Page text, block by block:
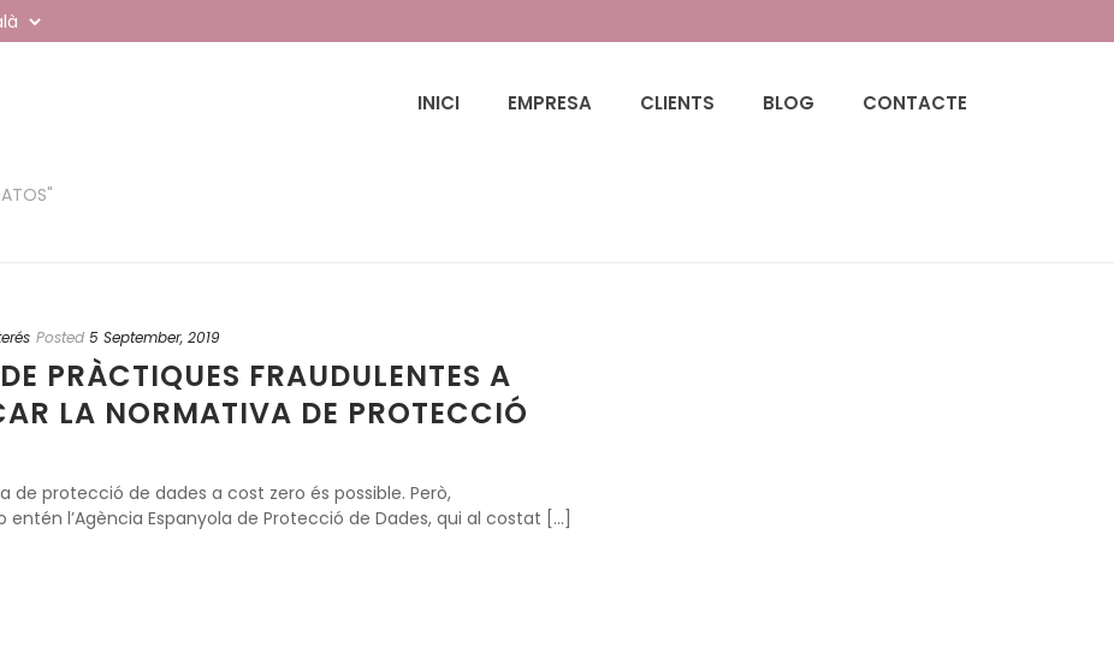
INICI EMPRESA CLIENTS BLOG CONTACTE
Posted 5 September, 2019
PRÀCTIQUES FRAUDULENTES A
LA NORMATIVA DE PROTECCIÓ
protecció de dades a cost zero és possible. Però,
entén l’Agència Espanyola de Protecció de Dades, qui al costat [...]